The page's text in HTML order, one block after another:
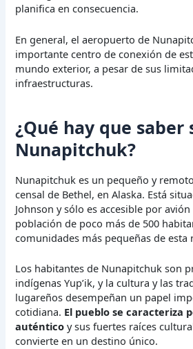
planifica en consecuencia.
En general, el aeropuerto de
importante centro de conexión de
mundo exterior, a pesar de sus
infraestructuras.
¿Qué hay que saber
Nunapitchuk?
Nunapitchuk es un pequeño y
censal de Bethel, en Alaska. Está
Johnson y sólo es accesible por
población de poco más de 500
comunidades más pequeñas de esta
Los habitantes de Nunapitchuk son
indígenas Yup’ik, y la cultura y las
lugareños desempeñan un papel
cotidiana. El pueblo se caracteriza
auténtico y sus fuertes raíces
convierte en un destino único.